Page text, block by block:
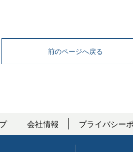
前のページへ戻る
会社情報 プライバシー